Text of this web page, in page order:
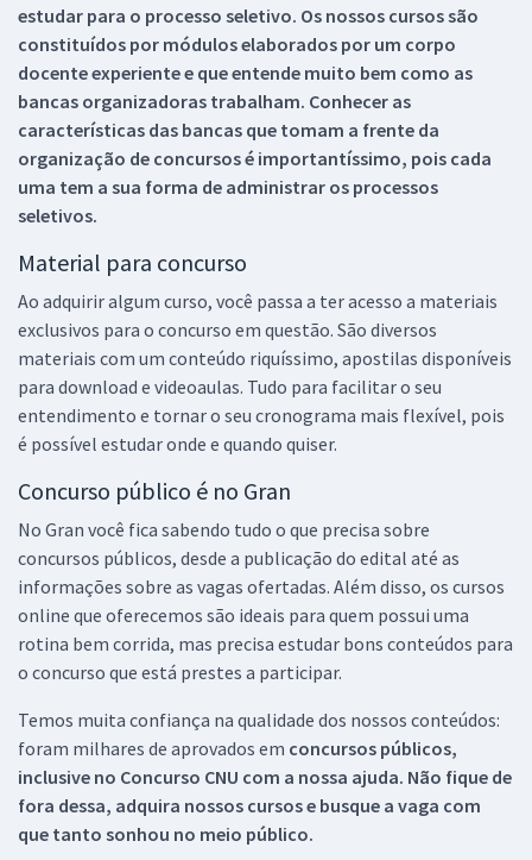
estudar para o processo seletivo. Os nossos cursos são
constituídos por módulos elaborados por um corpo
docente experiente e que entende muito bem como as
bancas organizadoras trabalham. Conhecer as
características das bancas que tomam a frente da
organização de concursos é importantíssimo, pois cada
uma tem a sua forma de administrar os processos
seletivos.
Material para concurso
Ao adquirir algum curso, você passa a ter acesso a materiais
exclusivos para o concurso em questão. São diversos
materiais com um conteúdo riquíssimo, apostilas disponíveis
para download e videoaulas. Tudo para facilitar o seu
entendimento e tornar o seu cronograma mais flexível, pois
é possível estudar onde e quando quiser.
Concurso público é no Gran
No Gran você fica sabendo tudo o que precisa sobre
concursos públicos, desde a publicação do edital até as
informações sobre as vagas ofertadas. Além disso, os cursos
online que oferecemos são ideais para quem possui uma
rotina bem corrida, mas precisa estudar bons conteúdos para
o concurso que está prestes a participar.
Temos muita confiança na qualidade dos nossos conteúdos:
foram milhares de aprovados em concursos públicos,
inclusive no Concurso CNU com a nossa ajuda. Não fique de
fora dessa, adquira nossos cursos e busque a vaga com
que tanto sonhou no meio público.